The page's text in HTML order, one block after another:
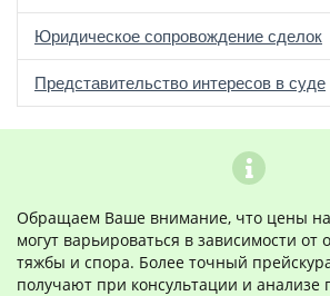
Юридическое сопровождение сделок
Представительство интересов в суде
Обращаем Ваше внимание, что цены на
могут варьироваться в зависимости от
тяжбы и спора. Более точный
получают при консультации и анализе